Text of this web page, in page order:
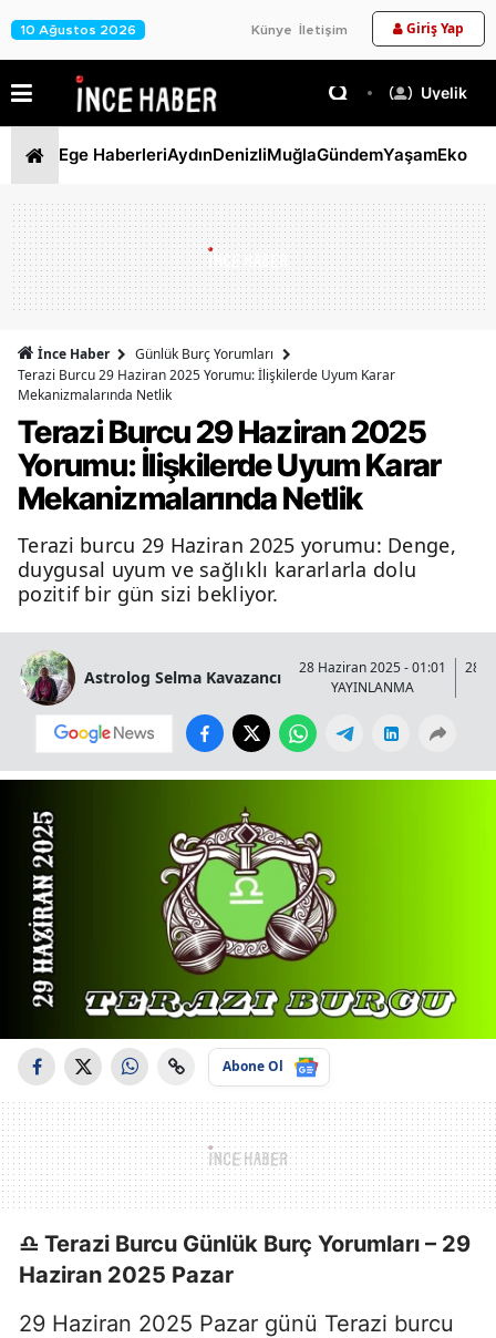
10 Ağustos 2026 Künye İletişim Giriş Yap
Üyelik
Ege HaberleriAydınDenizliMuğlaGündemYaşam
İnce Haber
Günlük Burç Yorumları
Terazi Burcu 29 Haziran 2025 Yorumu: İlişkilerde Uyum Karar
Mekanizmalarında Netlik
Terazi Burcu 29 Haziran 2025
Yorumu: İlişkilerde Uyum Karar
Mekanizmalarında Netlik
Terazi burcu 29 Haziran 2025 yorumu: Denge,
duygusal uyum ve sağlıklı kararlarla dolu
pozitif bir gün sizi bekliyor.
Astrolog Selma Kavazancı
28 Haziran 2025 - 01:01
YAYINLANMA
28
Abone Ol
♎ Terazi Burcu Günlük Burç Yorumları – 29
Haziran 2025 Pazar
29 Haziran 2025 Pazar günü Terazi burcu